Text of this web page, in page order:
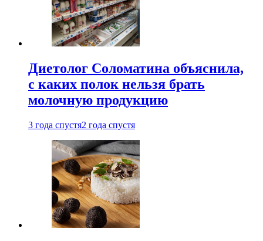
Диетолог Соломатина объяснила,
с каких полок нельзя брать
молочную продукцию
3 года спустя2 года спустя